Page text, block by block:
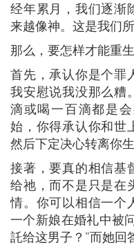
经年累月，我们逐渐
来越像神。这是我们
那么，要怎样才能重
首先，承认你是个罪
我安慰说我没那么糟
滴或喝一百滴都是
始，你得承认你和世
然后下定决心转离你
接著，要真的相信基
给祂，而不是只是在
情。你可以相信一个
一个新娘在婚礼中被
託给这男子？”而她回